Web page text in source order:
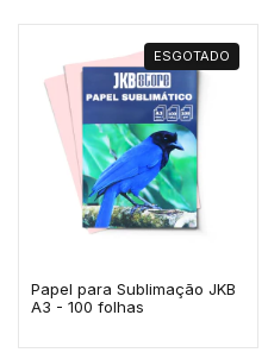
ESGOTADO
Papel para Sublimação JKB
A3 - 100 folhas